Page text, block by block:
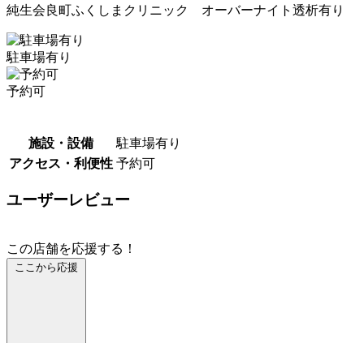
純生会良町ふくしまクリニック オーバーナイト透析有り
駐車場有り
予約可
施設・設備
駐車場有り
アクセス・利便性 予約可
ユーザーレビュー
この店舗を応援する！
ここから応援